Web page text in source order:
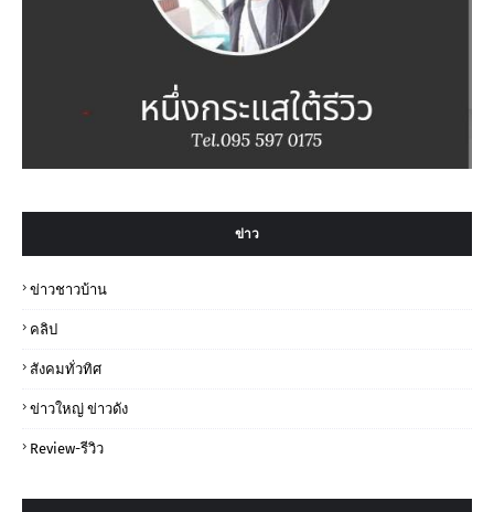
ข่าว
ข่าวชาวบ้าน
คลิป
สังคมทั่วทิศ
ข่าวใหญ่ ข่าวดัง
Review-รีวิว